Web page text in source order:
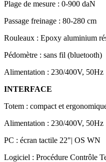
Plage de mesure : 0-900 daN
Passage freinage : 80-280 cm
Rouleaux : Epoxy aluminium
Pédomètre : sans fil (bluetooth)
Alimentation : 230/400V, 50Hz
INTERFACE
Totem : compact et
Alimentation : 230/400V, 50Hz
PC : écran tactile 22"| OS WN
Logiciel : Procédure Contrôle